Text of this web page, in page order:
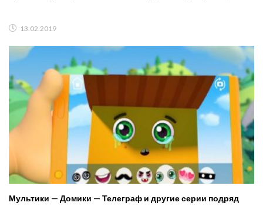
13.02.2019
Мультики — Домики — Телеграф и другие серии подряд